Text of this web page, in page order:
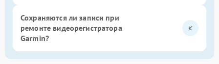
Сохраняются ли записи при
ремонте видеорегистратора
Garmin?